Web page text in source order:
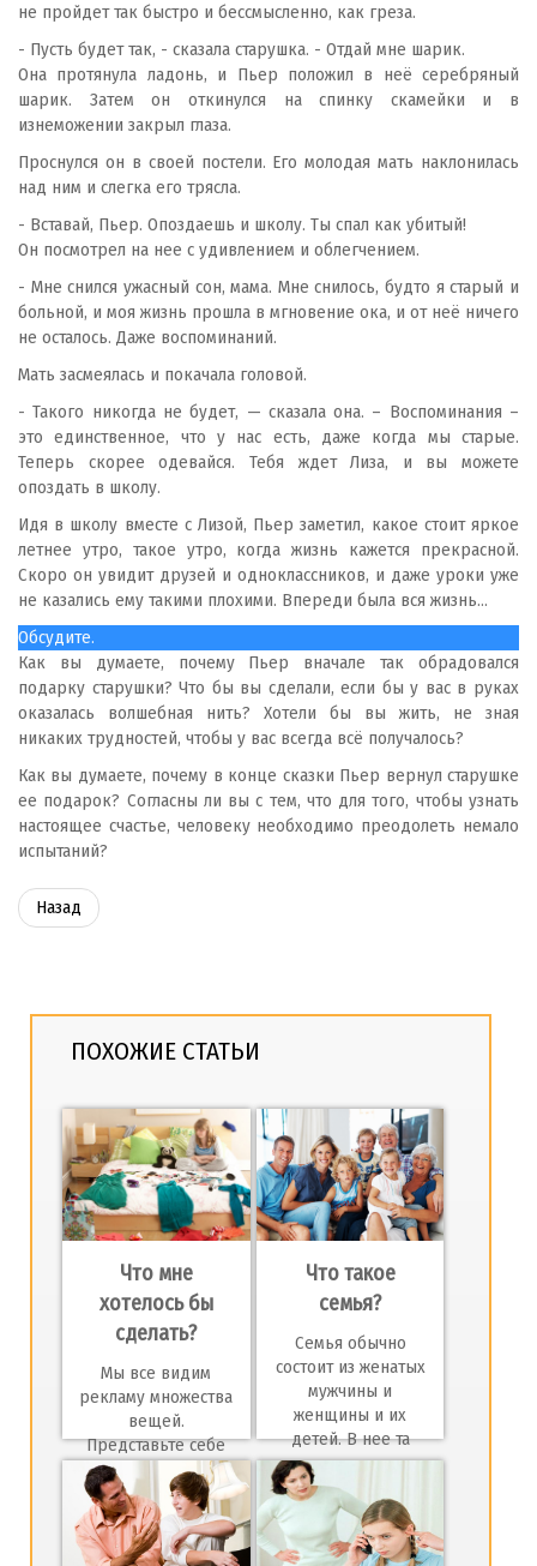
не пройдет так быстро и бессмысленно, как греза.
- Пусть будет так, - сказала старушка. - Отдай мне шарик.
Она протянула ладонь, и Пьер положил в неё серебряный
шарик. Затем он откинулся на спинку скамейки и в
изнеможении закрыл глаза.
Проснулся он в своей постели. Его молодая мать наклонилась
над ним и слегка его трясла.
- Вставай, Пьер. Опоздаешь и школу. Ты спал как убитый!
Он посмотрел на нее с удивлением и облегчением.
- Мне снился ужасный сон, мама. Мне снилось, будто я старый и
больной, и моя жизнь прошла в мгновение ока, и от неё ничего
не осталось. Даже воспоминаний.
Мать засмеялась и покачала головой.
- Такого никогда не будет, — сказала она. – Воспоминания –
это единственное, что у нас есть, даже когда мы старые.
Теперь скорее одевайся. Тебя ждет Лиза, и вы можете
опоздать в школу.
Идя в школу вместе с Лизой, Пьер заметил, какое стоит яркое
летнее утро, такое утро, когда жизнь кажется прекрасной.
Скоро он увидит друзей и одноклассников, и даже уроки уже
не казались ему такими плохими. Впереди была вся жизнь...
Обсудите.
Как вы думаете, почему Пьер вначале так обрадовался
подарку старушки? Что бы вы сделали, если бы у вас в руках
оказалась волшебная нить? Хотели бы вы жить, не зная
никаких трудностей, чтобы у вас всегда всё получалось?
Как вы думаете, почему в конце сказки Пьер вернул старушке
ее подарок? Согласны ли вы с тем, что для того, чтобы узнать
настоящее счастье, человеку необходимо преодолеть немало
испытаний?
Назад
ПОХОЖИЕ СТАТЬИ
Что мне
хотелось бы
сделать?
Мы все видим
рекламу множества
вещей.
Представьте себе
всю эту обувь,
Что такое
семья?
Семья обычно
состоит из женатых
мужчины и
женщины и их
детей. В нее та